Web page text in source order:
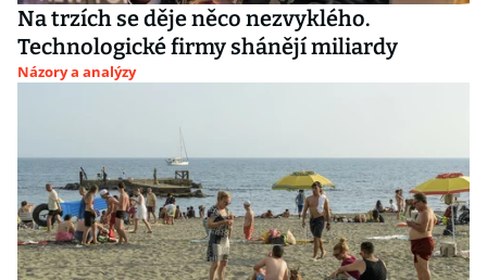
Na trzích se děje něco nezvyklého.
Technologické firmy shánějí miliardy
Názory a analýzy